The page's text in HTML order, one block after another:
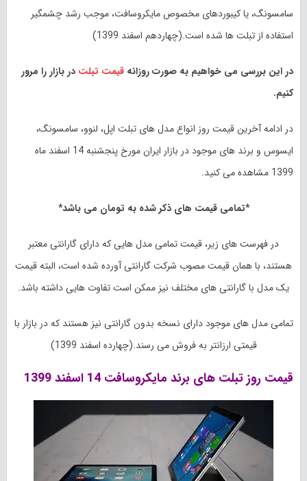
سامسونگ، یا کیبوردهای مخصوص مایکروسافت، موجب رشد چشمگیر
استفاده از تبلت ها شده است.(چهاردهم اسفند 1399)
در این بررسی می خواهیم به صورت روزانه قیمت تبلت در بازار را مرور
کنیم.
در ادامه آخرین قیمت روز انواع مدل های تبلت اپل، لنوو، سامسونگ،
ایسوس و برند های موجود در بازار ایران مورخ پنجشنبه 14 اسفند ماه
1399 مشاهده می کنید.
*تمامی قیمت های ذکر شده به تومان می باشد*
در فهرست های زیر، قیمت تمامی مدل هایی که دارای گارانتی معتبر
هستند، با همان قیمت مصوب شرکت گارانتی آورده شده است، البته قیمت
یک مدل با گارانتی های مختلف نیز ممکن است تفاوت هایی داشته باشد.
تمامی مدل های موجود دارای نسخه بدون گارانتی نیز هستند که در بازار با
قیمتی ارزانتر به فروش می رسند.(چهارده اسفند 1399)
قیمت روز تبلت های برند مایکروسافت 14 اسفند 1399